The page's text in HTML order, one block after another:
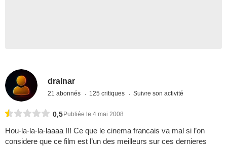
dralnar
21 abonnés 125 critiques Suivre son activité
0,5 Publiée le 4 mai 2008
Hou-la-la-la-laaaa !!! Ce que le cinema francais va mal si l’on
considere que ce film est l’un des meilleurs sur ces dernieres